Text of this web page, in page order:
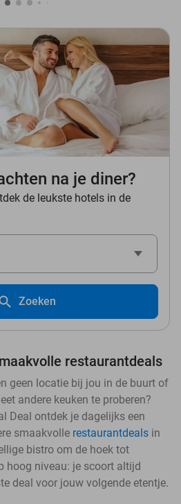
na je diner?
de leukste hotels in de
Zoeken
restaurantdeals
geen locatie bij jou in de buurt of
andere keuken te proberen?
Deal ontdek je dagelijks een
smaakvolle restaurantdeals in
bistro om de hoek tot
hoog niveau: je scoort altijd
deal voor jouw volgende etentje.